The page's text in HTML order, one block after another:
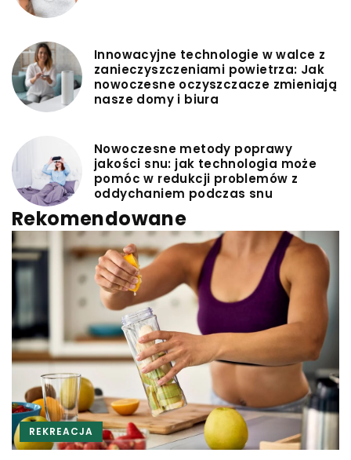
Innowacyjne technologie w walce z
zanieczyszczeniami powietrza: Jak
nowoczesne oczyszczacze zmieniają
nasze domy i biura
Nowoczesne metody poprawy
jakości snu: jak technologia może
pomóc w redukcji problemów z
oddychaniem podczas snu
Rekomendowane
INNE
REKREACJA
CZAS WOLNY RĘKODZIEŁO